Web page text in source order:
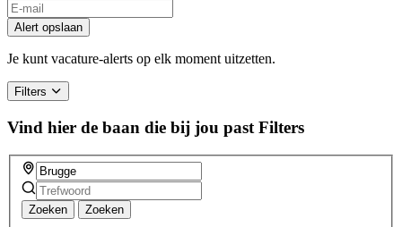
Alert opslaan
Je kunt vacature-alerts op elk moment uitzetten.
Filters
Vind hier de baan die bij jou past Filters
Zoeken Zoeken